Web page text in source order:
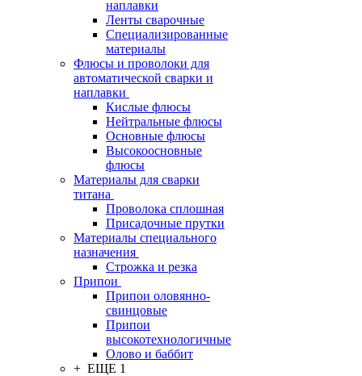
наплавки
Ленты сварочные
Специализированные
материалы
Флюсы и проволоки для
автоматической сварки и
наплавки
Кислые флюсы
Нейтральные флюсы
Основные флюсы
Высокоосновные
флюсы
Материалы для сварки
титана
Проволока сплошная
Присадочные прутки
Материалы специального
назначения
Строжка и резка
Припои
Припои оловянно-
свинцовые
Припои
высокотехнологичные
Олово и баббит
+ ЕЩЕ 1